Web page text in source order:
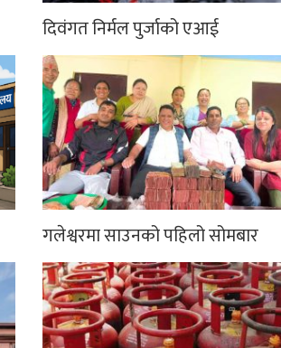
दिवंगत निर्मल पुर्जाको एआई
गलेश्वरमा साउनको पहिलो सोमबार